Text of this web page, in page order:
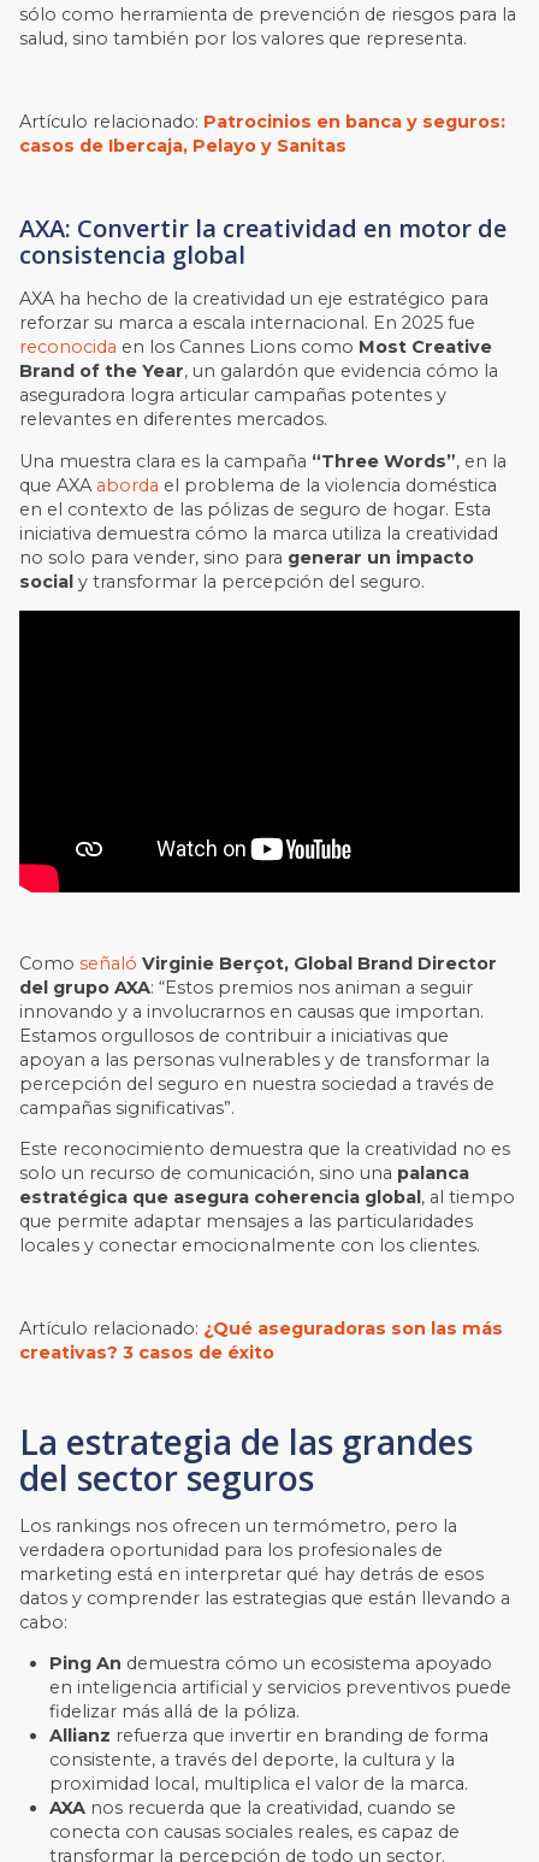
sólo como herramienta de prevención de riesgos para la
salud, sino también por los valores que representa.
Artículo relacionado: Patrocinios en banca y seguros:
casos de Ibercaja, Pelayo y Sanitas
AXA: Convertir la creatividad en motor de
consistencia global
AXA ha hecho de la creatividad un eje estratégico para
reforzar su marca a escala internacional. En 2025 fue
reconocida en los Cannes Lions como Most Creative
Brand of the Year, un galardón que evidencia cómo la
aseguradora logra articular campañas potentes y
relevantes en diferentes mercados.
Una muestra clara es la campaña “Three Words”, en la
que AXA aborda el problema de la violencia doméstica
en el contexto de las pólizas de seguro de hogar. Esta
iniciativa demuestra cómo la marca utiliza la creatividad
no solo para vender, sino para generar un impacto
social y transformar la percepción del seguro.
Comoseñaló Virginie Berçot, Global Brand Director
del grupo AXA: “Estos premios nos animan a seguir
innovando y a involucrarnos en causas que importan.
Estamos orgullosos de contribuir a iniciativas que
apoyan a las personas vulnerables y de transformar la
percepción del seguro en nuestra sociedad a través de
campañas significativas”.
Este reconocimiento demuestra que la creatividad no es
solo un recurso de comunicación, sino una palanca
estratégica que asegura coherencia global, al tiempo
que permite adaptar mensajes a las particularidades
locales y conectar emocionalmente con los clientes.
Artículo relacionado: ¿Qué aseguradoras son las más
creativas? 3 casos de éxito
La estrategia de las grandes
del sector seguros
Los rankings nos ofrecen un termómetro, pero la
verdadera oportunidad para los profesionales de
marketing está en interpretar qué hay detrás de esos
datos y comprender las estrategias que están llevando a
cabo:
Ping An demuestra cómo un ecosistema apoyado
en inteligencia artificial y servicios preventivos puede
fidelizar más allá de la póliza.
Allianz refuerza que invertir en branding de forma
consistente, a través del deporte, la cultura y la
proximidad local, multiplica el valor de la marca.
AXA nos recuerda que la creatividad, cuando se
conecta con causas sociales reales, es capaz de
transformar la percepción de todo un sector.